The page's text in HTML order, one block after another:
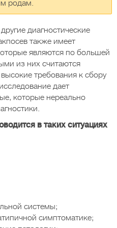
родам.
диагностические
также имеет
являются по большей
из них считаются
требования к сбору
дает
которые нереально
в таких ситуациях
системы;
симптоматике;